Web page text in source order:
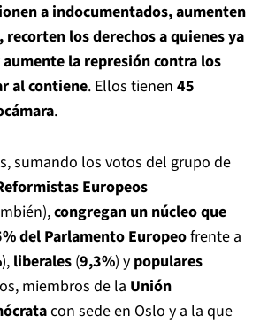
a indocumentados, aumenten
los derechos a quienes ya
la represión contra los
al contiene. Ellos tienen 45
.
sumando los votos del grupo de
Europeos
congregan un núcleo que
del Parlamento Europeofrente a
), liberales (9,3%) y populares
miembros de la Unión
con sede en Oslo y a la que